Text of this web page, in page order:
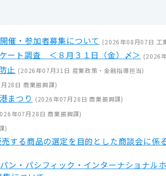
催・参加者募集について (2026年08月07日 工
ート調査 ＜８月３１日（金）〆＞ (2026
止 (2026年07月31日 産業政策・金融指導担当)
28日 商業振興課)
まつり (2026年07月28日 商業振興課)
年07月28日 商業振興課)
)
する商品の選定を目的とした商談会に係
ン・パシフィック・インターナショナル